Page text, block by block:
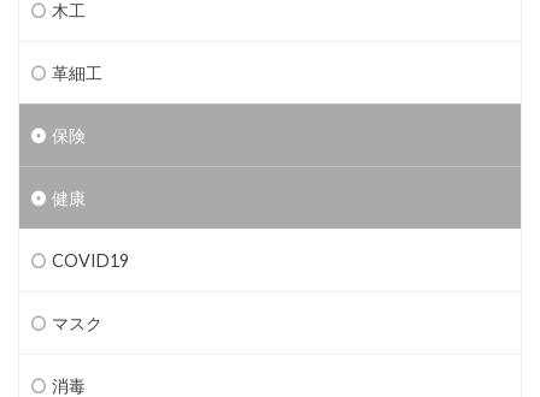
木工
革細工
保険
健康
COVID19
マスク
消毒